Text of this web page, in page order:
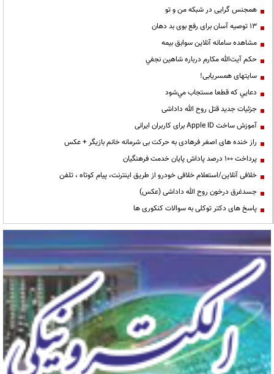
همجنس گرایی در شبکه من و تو
13 توصیه آسان برای رفع بوی بد دهان
مشاهده سامانه آنلاين سوابق بیمه
حكم آيت‌الله مكارم درباره شاهين نجفي
سایتهای همسریابی!
دعايي كه قطعا مستجاب مي‌شود
جزئیات جدید قتل روح الله داداشی
آموزش ساخت Apple ID برای کاربران ایرانی
راز خنده های اصغر فرهادی به حرکت بی شرمانه خانم بازیگر + عکس
پرداخت ۱۰۰ درصد پاداش پایان خدمت فرهنگیان
خلافی آنلاین/استعلام خلافی خودرو از طریق اینترنت، پیام کوتاه ، تلفن
جسدغرق درخون روح الله داداشی (عکس)
پاسخ های دکتر توکلی به سوالات کنکوری ها